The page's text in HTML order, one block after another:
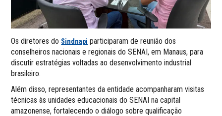
Os diretores do Sindnapi participaram de reunião dos
conselheiros nacionais e regionais do SENAI, em Manaus, para
discutir estratégias voltadas ao desenvolvimento industrial
brasileiro.
Além disso, representantes da entidade acompanharam visitas
técnicas às unidades educacionais do SENAI na capital
amazonense, fortalecendo o diálogo sobre qualificação